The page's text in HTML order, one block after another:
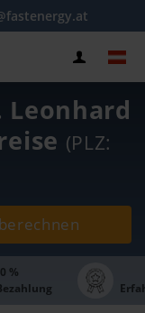
Leonhard
(PLZ:
berechnen
%